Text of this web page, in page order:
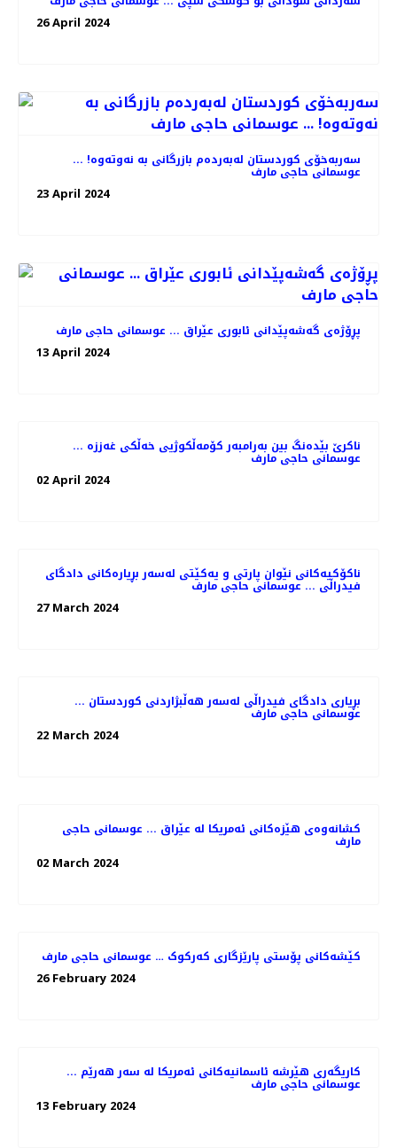
26 April 2024
سەربەخۆی کوردستان لەبەردەم بازرگانی بە نەوتەوە! ...
عوسمانی حاجی مارف
23 April 2024
پڕۆژەی گەشەپێدانی ئابوری عێراق ... عوسمانی حاجی مارف
13 April 2024
ناکرێ بێدەنگ بین بەرامبەر کۆمەڵکوژیی خەڵکی غەززە ...
عوسمانی حاجی مارف
02 April 2024
ناکۆکیەکانی نێوان پارتی و یەکێتی لەسەر بڕیارەکانی دادگای
فیدراڵی ... عوسمانی حاجی مارف
27 March 2024
بڕیاری دادگای فیدراڵی لەسەر هەڵبژاردنی کوردستان ...
عوسمانی حاجی مارف
22 March 2024
کشانەوەی هێزەکانی ئەمریکا لە عێراق ... عوسمانی حاجی
مارف
02 March 2024
کێشەکانی پۆستی پارێزگاری کەرکوک … عوسمانی حاجی مارف
26 February 2024
کاریگەری هێرشە ئاسمانیەکانی ئەمریکا لە سەر هەرێم ...
عوسمانی حاجی مارف
13 February 2024